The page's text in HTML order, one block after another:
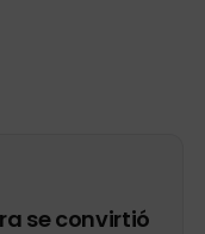
se convirtió